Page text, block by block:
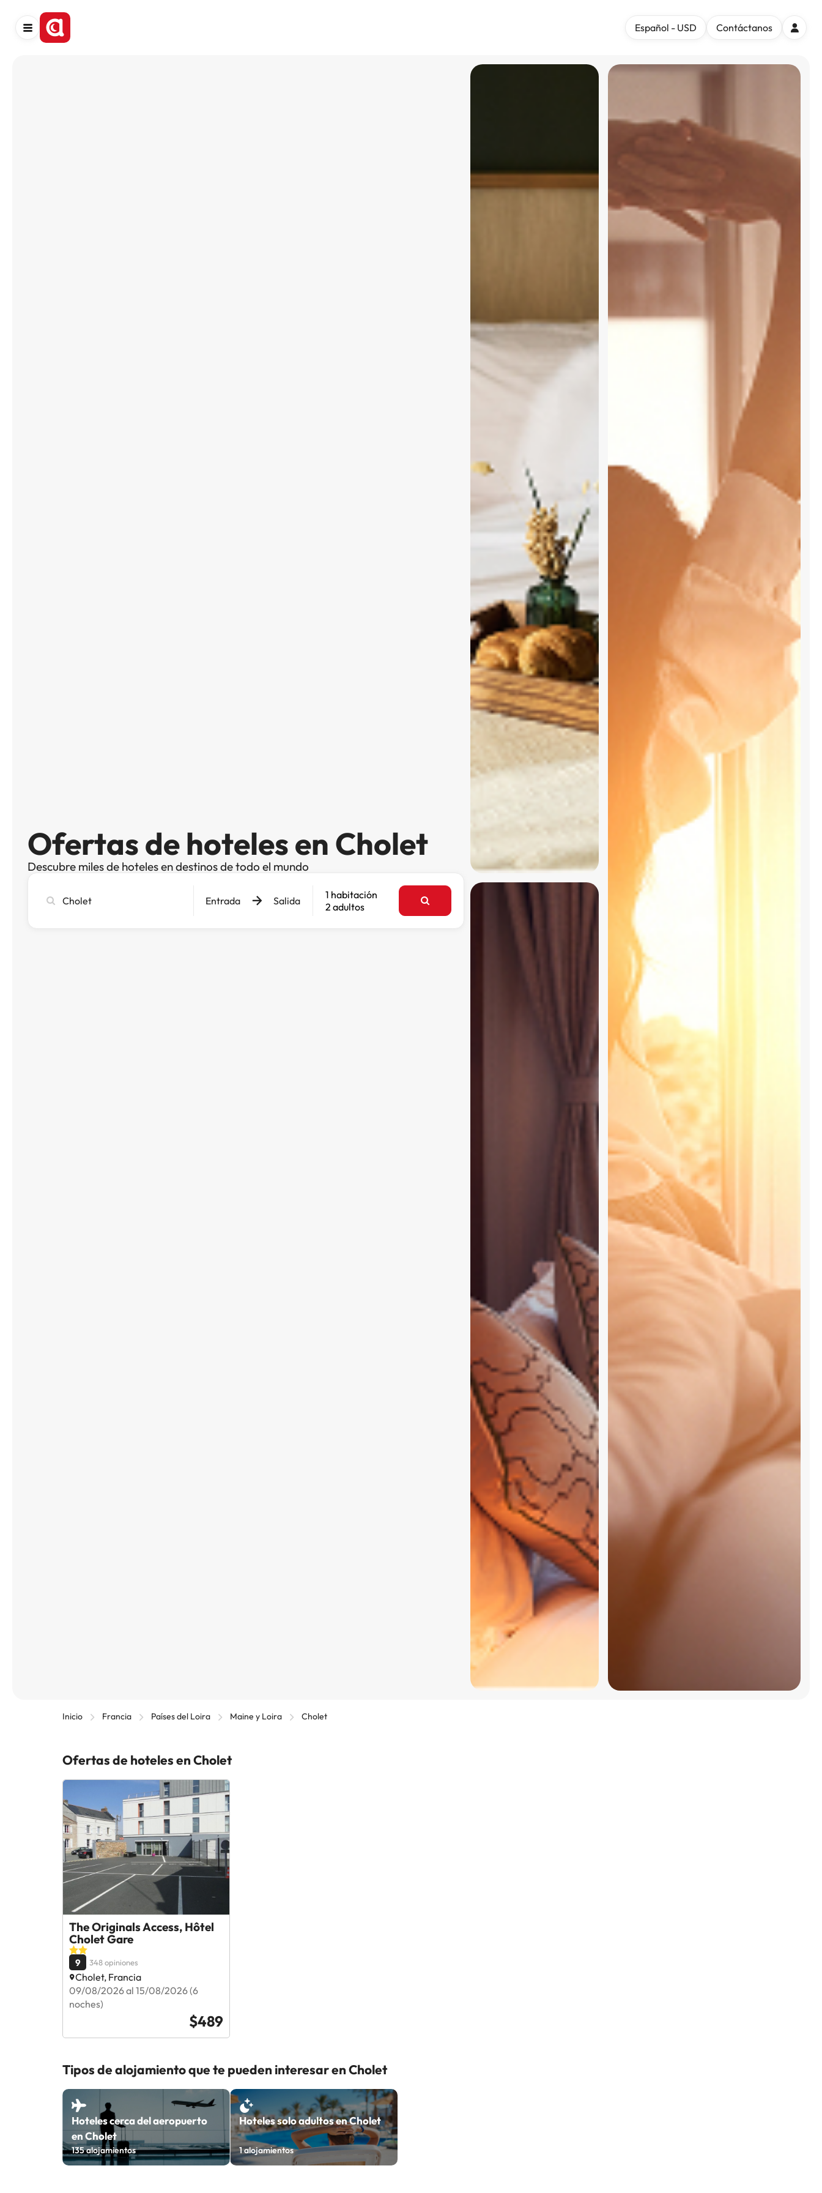
Español - USD Contáctanos
Ofertas de hoteles en Cholet
Descubre miles de hoteles en destinos de todo el mundo
ciudad,
Entrada Salida
1 habitación
2 adultos
Inicio Francia Países del Loira Maine y Loira Cholet
Ofertas de hoteles en Cholet
The Originals Access, Hôtel
Cholet Gare
9 348 opiniones
Cholet, Francia
09/08/2026 al 15/08/2026 (6
noches)
$489
Tipos de alojamiento que te pueden interesar en Cholet
Hoteles cerca del aeropuerto
en Cholet
135alojamientos
Hoteles solo adultos en Cholet
1alojamientos